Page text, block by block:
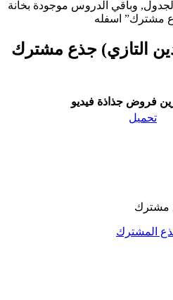
وباقي الدروس موجودة بخانة
مشترك” اسفله
التازي) جذع مشترك
فروض جذاذة فيديو
تحميل
مشترك
المشترك